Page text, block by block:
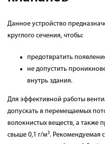
Данное устройство
круглого сечения, чтобы:
предотвратить
не допустить
внутрь здания.
Для эффективной работы
допускать в перемещаемых
волокнистых веществ, а также
свыше 0,1 г/м3. Рекомендуемая